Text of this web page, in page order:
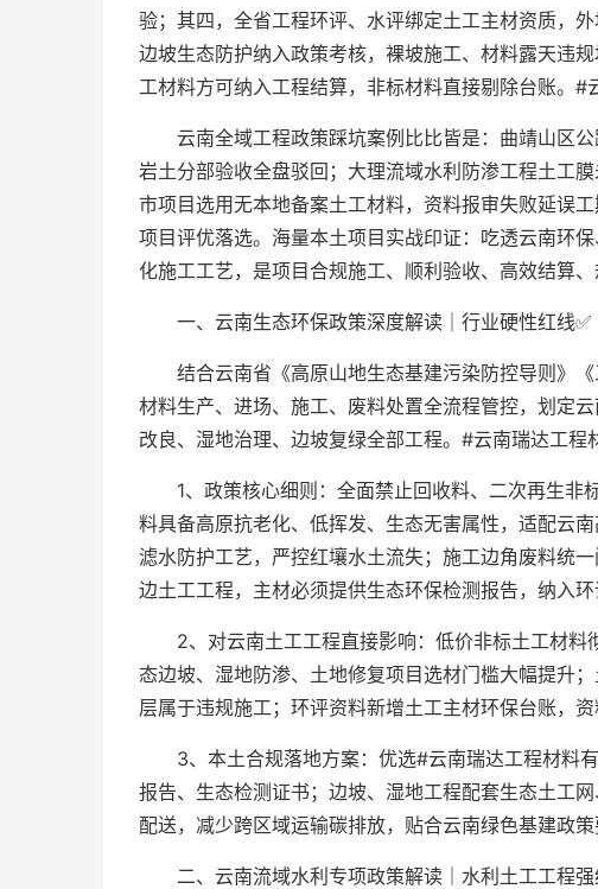
验；其四，全省工程环评、水评绑定土工主材资质，
边坡生态防护纳入政策考核，裸坡施工、材料露天违
工材料方可纳入工程结算，非标材料直接剔除台账。#
云南全域工程政策踩坑案例比比皆是：曲靖山区
岩土分部验收全盘驳回；大理流域水利防渗工程土工
市项目选用无本地备案土工材料，资料报审失败延误
项目评优落选。海量本土项目实战印证：吃透云南环
化施工工艺，是项目合规施工、顺利验收、高效结算、
一、云南生态环保政策深度解读｜行业硬性红线✅
结合云南省《高原山地生态基建污染防控导则》
材料生产、进场、施工、废料处置全流程管控，划定
改良、湿地治理、边坡复绿全部工程。#云南瑞达工程
1、政策核心细则：全面禁止回收料、二次再生
料具备高原抗老化、低挥发、生态无害属性，适配云
滤水防护工艺，严控红壤水土流失；施工边角废料统
边土工工程，主材必须提供生态环保检测报告，纳入环
2、对云南土工工程直接影响：低价非标土工材
态边坡、湿地防渗、土地修复项目选材门槛大幅提升
层属于违规施工；环评资料新增土工主材环保台账，资
3、本土合规落地方案：优选#云南瑞达工程材料
报告、生态检测证书；边坡、湿地工程配套生态土工
配送，减少跨区域运输碳排放，贴合云南绿色基建政策
二、云南流域水利专项政策解读｜水利土工工程强